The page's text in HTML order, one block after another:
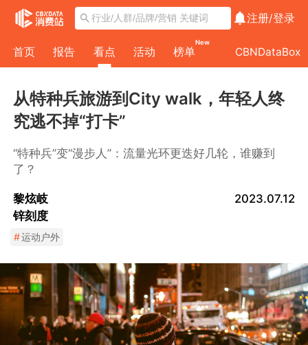
注册/登录
首页 报告 看点 活动 榜单
New
CBNDataBox
从特种兵旅游到City walk，年轻人终
究逃不掉“打卡”
“特种兵”变“漫步人”：流量光环更迭好几轮，谁赚到
了？
黎炫岐
锌刻度
2023.07.12
#运动户外